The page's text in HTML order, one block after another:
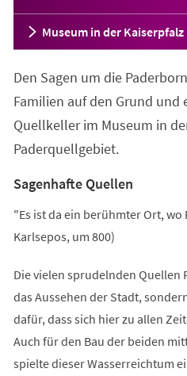
Museum in der Kaiserpfalz
Den Sagen um die
Familien auf den Grund
Quellkeller im Museum in
Paderquellgebiet.
Sagenhafte Quellen
"Es ist da ein berühmter Ort,
Karlsepos, um 800)
Die vielen sprudelnden
das Aussehen der Stadt,
dafür, dass sich hier zu allen
Auch für den Bau der beiden
spielte dieser Wasserreichtum